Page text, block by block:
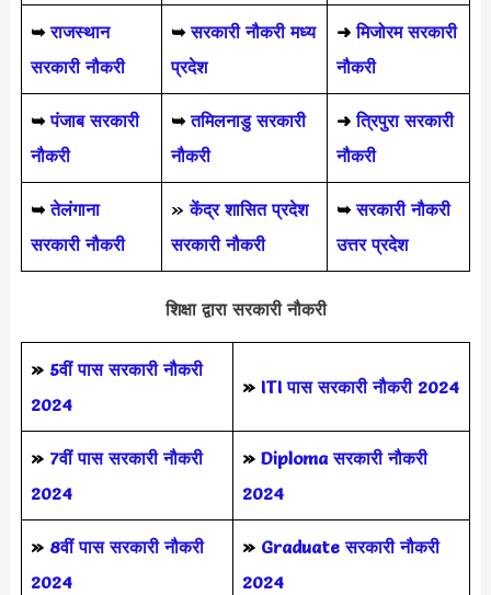
➥ राजस्थान
सरकारी नौकरी
➥सरकारी नौकरी मध्य
प्रदेश
➜मिजोरम सरकारी
नौकरी
➥ पंजाब सरकारी
नौकरी
➥ तमिलनाडु सरकारी
नौकरी
➜ त्रिपुरा सरकारी
नौकरी
➥तेलंगाना
सरकारी नौकरी
»केंद्र शासित प्रदेश
सरकारी नौकरी
➥ सरकारी नौकरी
उत्तर प्रदेश
शिक्षा द्वारा सरकारी नौकरी
» 5वीं पास सरकारी नौकरी
2024
» ITI पास सरकारी नौकरी 2024
» 7वीं पास सरकारी नौकरी
2024
» Diploma सरकारी नौकरी
2024
» 8वीं पास सरकारी नौकरी
2024
» Graduate सरकारी नौकरी
2024